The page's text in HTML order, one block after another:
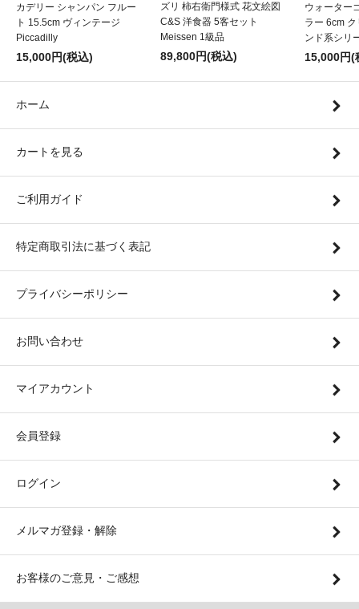
カデリー シャンパン フルー
ト 15.5cm ヴィンテージ
Piccadilly
15,000円(税込)
ズリ 柿右衛門様式 花文絵図
C&S 洋食器 5客セット
Meissen 1級品
89,800円(税込)
ウォーター
ラー 6cm
ンド系シリ
15,000円(
ホーム
カートを見る
ご利用ガイド
特定商取引法に基づく表記
プライバシーポリシー
お問い合わせ
マイアカウント
会員登録
ログイン
メルマガ登録・解除
お客様のご意見・ご感想